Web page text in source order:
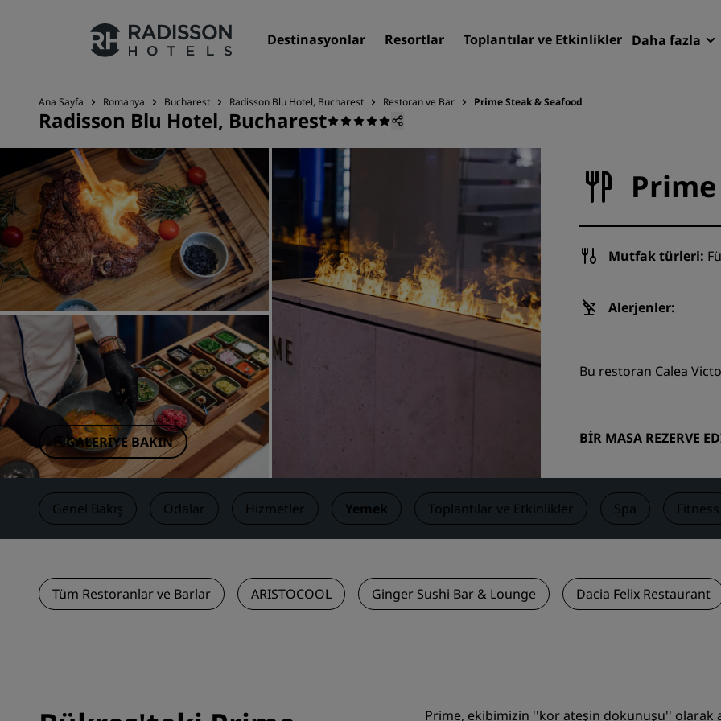
Destinasyonlar Resortlar Toplantılar ve Etkinlikler Daha fazla
Markalarımız
Radisson Hotels Markaları
Çin'deki Bağlı Markalar
Resortlar
Yeni & yakında kullanıma
Toplantılar ve Etkinlikler
Toplantı odası rezerve edin
Uçuş ara
Uçuş ara
Search for a restaurant
Ana Sayfa Romanya Bucharest Radisson Blu Hotel, Bucharest Restoran ve Bar Prime Steak & Seafood
Radisson Blu Hotel, Bucharest
GALERIYE BAKIN
Mutfak türleri:
Alerjenler:
Bu restoran Calea
BIR MASA REZERVE
Genel Bakış Odalar Hizmetler Yemek Toplantılar ve Etkinlikler Spa Fitness
Tüm Restoranlar ve Barlar ARISTOCOOL Ginger Sushi Bar & Lounge Dacia Felix Restaurant
Prime, ekibimizin ''kor ateşin dokunuşu'' olarak